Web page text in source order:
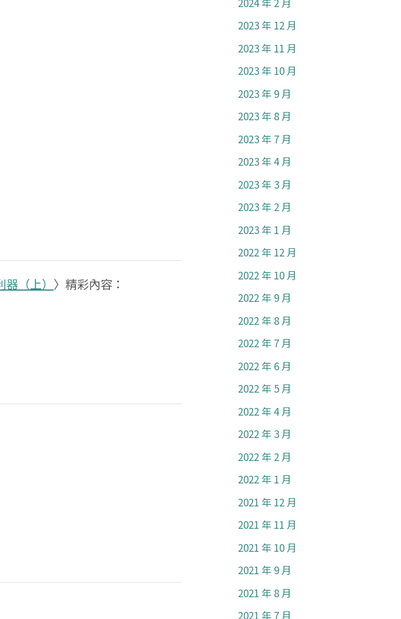
（上） 〉精彩內容：
2023 年 12 月
2023 年 11 月
2023 年 10 月
2023 年 9 月
2023 年 8 月
2023 年 7 月
2023 年 4 月
2023 年 3 月
2023 年 2 月
2023 年 1 月
2022 年 12 月
2022 年 10 月
2022 年 9 月
2022 年 8 月
2022 年 7 月
2022 年 6 月
2022 年 5 月
2022 年 4 月
2022 年 3 月
2022 年 2 月
2022 年 1 月
2021 年 12 月
2021 年 11 月
2021 年 10 月
2021 年 9 月
2021 年 8 月
2021 年 7 月